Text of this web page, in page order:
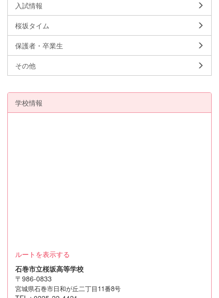
入試情報
桜坂タイム
保護者・卒業生
その他
学校情報
ルートを表示する
石巻市立桜坂高等学校
〒986-0833
宮城県石巻市日和が丘二丁目11番8号